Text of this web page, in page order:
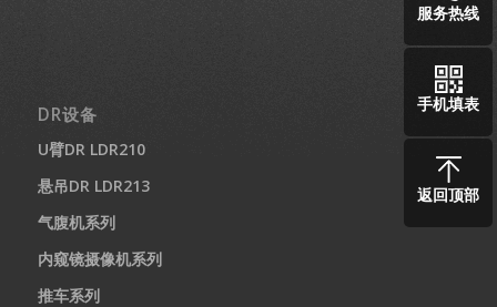
DR设备
U臂DR LDR210
悬吊DR LDR213
气腹机系列
内窥镜摄像机系列
推车系列
服务热线
手机填表
返回顶部